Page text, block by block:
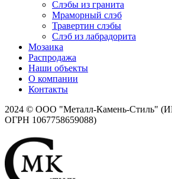
Слэбы из гранита
Мраморный слэб
Травертин слэбы
Слэб из лабрадорита
Мозаика
Распродажа
Наши объекты
О компании
Контакты
2024 © ООО "Металл-Камень-Стиль"
ОГРН 1067758659088)